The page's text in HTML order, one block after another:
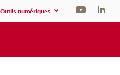
Outils numériques